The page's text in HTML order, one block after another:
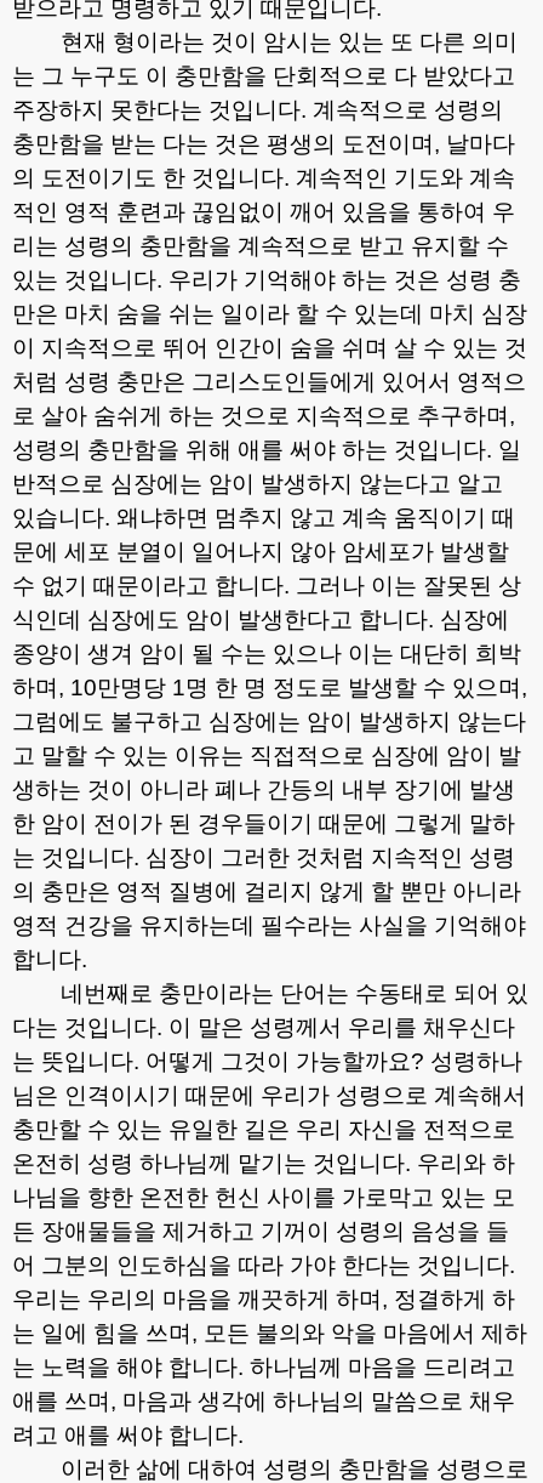
받으라고 명령하고 있기 때문입니다.
현재 형이라는 것이 암시는 있는 또 다른 의미
는 그 누구도 이 충만함을 단회적으로 다 받았다고
주장하지 못한다는 것입니다. 계속적으로 성령의
충만함을 받는 다는 것은 평생의 도전이며 , 날마다
의 도전이기도 한 것입니다. 계속적인 기도와 계속
적인 영적 훈련과 끊임없이 깨어 있음을 통하여 우
리는 성령의 충만함을 계속적으로 받고 유지할 수
있는 것입니다. 우리가 기억해야 하는 것은 성령 충
만은 마치 숨을 쉬는 일이라 할 수 있는데 마치 심장
이 지속적으로 뛰어 인간이 숨을 쉬며 살 수 있는 것
처럼 성령 충만은 그리스도인들에게 있어서 영적으
로 살아 숨쉬게 하는 것으로 지속적으로 추구하며 ,
성령의 충만함을 위해 애를 써야 하는 것입니다. 일
반적으로 심장에는 암이 발생하지 않는다고 알고
있습니다. 왜냐하면 멈추지 않고 계속 움직이기 때
문에 세포 분열이 일어나지 않아 암세포가 발생할
수 없기 때문이라고 합니다. 그러나 이는 잘못된 상
식인데 심장에도 암이 발생한다고 합니다. 심장에
종양이 생겨 암이 될 수는 있으나 이는 대단히 희박
하며 , 10만명당 1명 한 명 정도로 발생할 수 있으며 ,
그럼에도 불구하고 심장에는 암이 발생하지 않는다
고 말할 수 있는 이유는 직접적으로 심장에 암이 발
생하는 것이 아니라 폐나 간등의 내부 장기에 발생
한 암이 전이가 된 경우들이기 때문에 그렇게 말하
는 것입니다. 심장이 그러한 것처럼 지속적인 성령
의 충만은 영적 질병에 걸리지 않게 할 뿐만 아니라
영적 건강을 유지하는데 필수라는 사실을 기억해야
합니다.
네번째로 충만이라는 단어는 수동태로 되어 있
다는 것입니다. 이 말은 성령께서 우리를 채우신다
는 뜻입니다. 어떻게 그것이 가능할까요? 성령하나
님은 인격이시기 때문에 우리가 성령으로 계속해서
충만할 수 있는 유일한 길은 우리 자신을 전적으로
온전히 성령 하나님께 맡기는 것입니다. 우리와 하
나님을 향한 온전한 헌신 사이를 가로막고 있는 모
든 장애물들을 제거하고 기꺼이 성령의 음성을 들
어 그분의 인도하심을 따라 가야 한다는 것입니다.
우리는 우리의 마음을 깨끗하게 하며 , 정결하게 하
는 일에 힘을 쓰며 , 모든 불의와 악을 마음에서 제하
는 노력을 해야 합니다. 하나님께 마음을 드리려고
애를 쓰며 , 마음과 생각에 하나님의 말씀으로 채우
려고 애를 써야 합니다.
이러한 삶에 대하여 성령의 충만함을 성령으로